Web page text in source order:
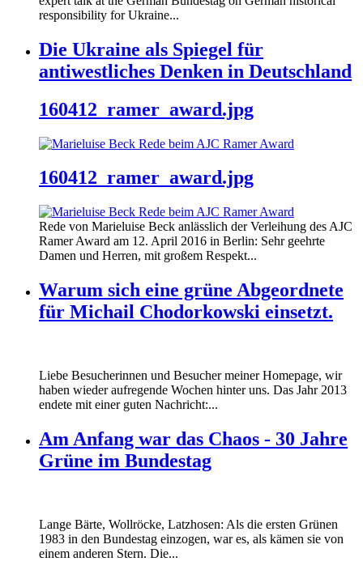
responsibility for Ukraine...
Die Ukraine als Spiegel für
antiwestliches Denken in Deutschland
160412_ramer_award.jpg
160412_ramer_award.jpg
Rede von Marieluise Beck anlässlich der Verleihung des AJC
Ramer Award am 12. April 2016 in Berlin: Sehr geehrte
Damen und Herren, mit großem Respekt...
Warum sich eine grüne Abgeordnete
für Michail Chodorkowski einsetzt.
Liebe Besucherinnen und Besucher meiner Homepage, wir
haben wieder aufregende Wochen hinter uns. Das Jahr 2013
endete mit einer guten Nachricht:...
Am Anfang war das Chaos - 30 Jahre
Grüne im Bundestag
Lange Bärte, Wollröcke, Latzhosen: Als die ersten Grünen
1983 in den Bundestag einzogen, war es, als kämen sie von
einem anderen Stern. Die...